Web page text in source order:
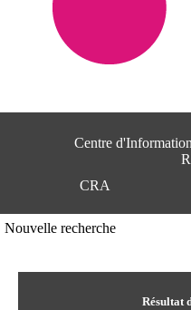
Centre
CRA
Nouvelle recherche
Résultat
e
e
n
o